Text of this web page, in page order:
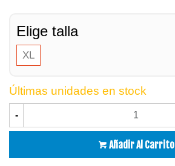
Elige talla
XL
Últimas unidades en stock
-
Añadir Al Carrito